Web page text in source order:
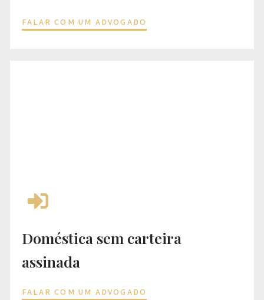
FALAR COM UM ADVOGADO
Doméstica sem carteira
assinada
FALAR COM UM ADVOGADO